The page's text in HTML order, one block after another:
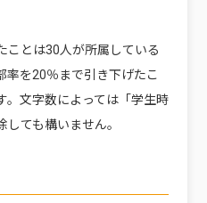
ことは30人が所属している
率を20％まで引き下げたこ
。文字数によっては「学生時
ても構いません。